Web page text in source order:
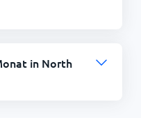
in North